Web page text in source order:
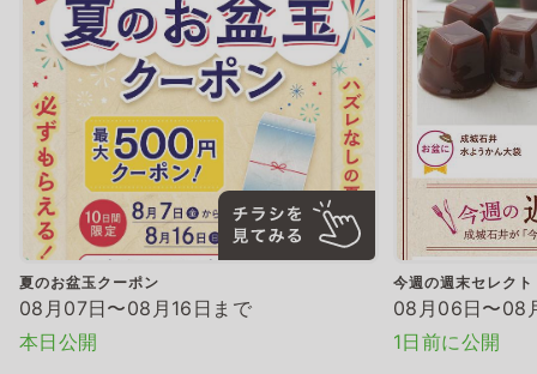
夏のお盆玉クーポン
08月07日〜08月16日まで
本日公開
今週の週末セレクト
08月06日〜08
1日前に公開